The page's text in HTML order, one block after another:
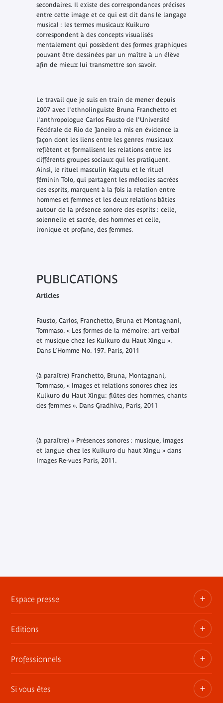
secondaires. Il existe des correspondances précises
entre cette image et ce qui est dit dans le langage
musical : les termes musicaux Kuikuro
correspondent à des concepts visualisés
mentalement qui possèdent des formes graphiques
pouvant être dessinées par un maître à un élève
afin de mieux lui transmettre son savoir.
Le travail que je suis en train de mener depuis
2007 avec l'ethnolinguiste Bruna Franchetto et
l'anthropologue Carlos Fausto de l'Université
Fédérale de Rio de Janeiro a mis en évidence la
façon dont les liens entre les genres musicaux
reflètent et formalisent les relations entre les
différents groupes sociaux qui les pratiquent.
Ainsi, le rituel masculin Kagutu et le rituel
féminin Tolo, qui partagent les mélodies sacrées
des esprits, marquent à la fois la relation entre
hommes et femmes et les deux relations bâties
autour de la présence sonore des esprits : celle,
solennelle et sacrée, des hommes et celle,
ironique et profane, des femmes.
PUBLICATIONS
Articles
Fausto, Carlos, Franchetto, Bruna et Montagnani,
Tommaso. « Les formes de la mémoire: art verbal
et musique chez les Kuikuro du Haut Xingu ».
Dans L’Homme No. 197. Paris, 2011
(à paraître) Franchetto, Bruna, Montagnani,
Tommaso, « Images et relations sonores chez les
Kuikuro du Haut Xingu: flûtes des hommes, chants
des femmes ». Dans Gradhiva, Paris, 2011
(à paraître) « Présences sonores : musique, images
et langue chez les Kuikuro du haut Xingu » dans
Images Re-vues Paris, 2011.
Espace presse
Dossiers, communiqués, bandes annonces
Contact presse
Editions
Les publications du musée
Professionnels
Privatisez les espaces
Si vous êtes